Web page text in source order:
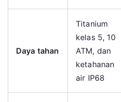
Daya tahan
Titanium
kelas 5, 10
ATM, dan
ketahanan
air IP68